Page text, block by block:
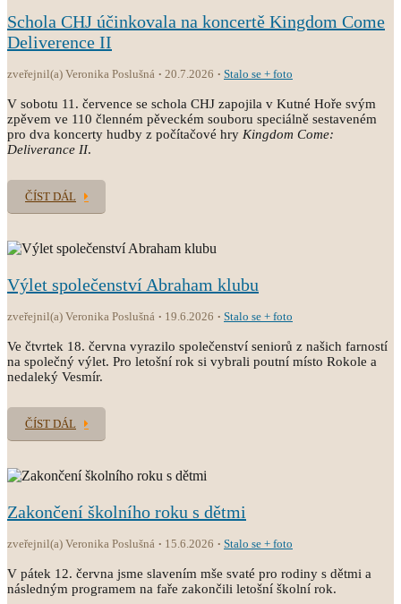
Schola CHJ účinkovala na koncertě Kingdom Come
Deliverence II
zveřejnil(a) Veronika Poslušná 20.7.2026 Stalo se + foto
V sobotu 11. července se schola CHJ zapojila v Kutné Hoře svým
zpěvem ve 110 členném pěveckém souboru speciálně sestaveném
pro dva koncerty hudby z počítačové hry Kingdom Come:
Deliverance II.
ČÍST DÁL
Výlet společenství Abraham klubu
zveřejnil(a) Veronika Poslušná 19.6.2026 Stalo se + foto
Ve čtvrtek 18. června vyrazilo společenství seniorů z našich farností
na společný výlet. Pro letošní rok si vybrali poutní místo Rokole a
nedaleký Vesmír.
ČÍST DÁL
Zakončení školního roku s dětmi
zveřejnil(a) Veronika Poslušná 15.6.2026 Stalo se + foto
V pátek 12. června jsme slavením mše svaté pro rodiny s dětmi a
následným programem na faře zakončili letošní školní rok.